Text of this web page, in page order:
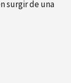
surgir de una